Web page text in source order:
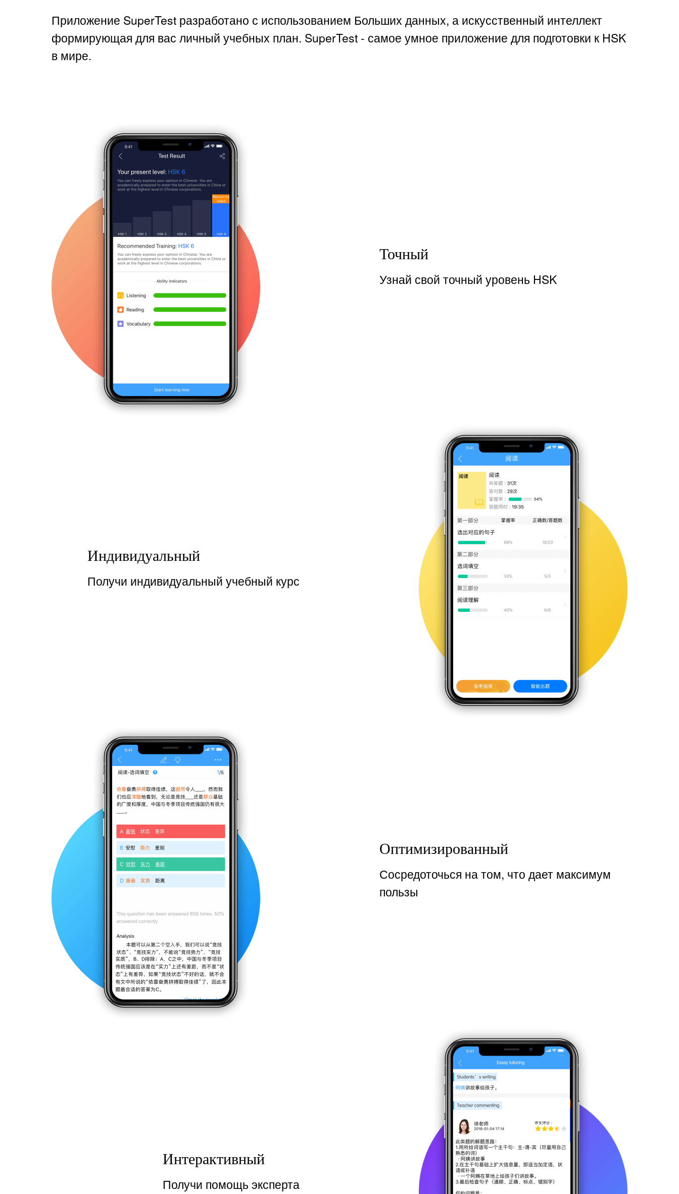
Приложение SuperTest разработано с использованием Больших данных, а искусственный интеллект
формирующая для вас личный учебных план. SuperTest - самое умное приложение для подготовки к HSK
в мире.
Точный
Узнай свой точный уровень HSK
Индивидуальный
Получи индивидуальный учебный курс
Оптимизированный
Сосредоточься на том, что дает максимум
пользы
Интерактивный
Получи помощь эксперта